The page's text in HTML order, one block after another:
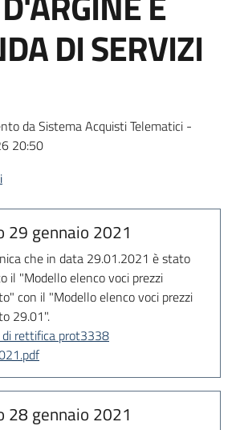
DI SERVIZI
da Sistema Acquisti Telematici -
20:50
29 gennaio 2021
che in data 29.01.2021 è stato
il "Modello elenco voci prezzi
con il "Modello elenco voci prezzi
29.01".
di rettifica prot3338
28 gennaio 2021